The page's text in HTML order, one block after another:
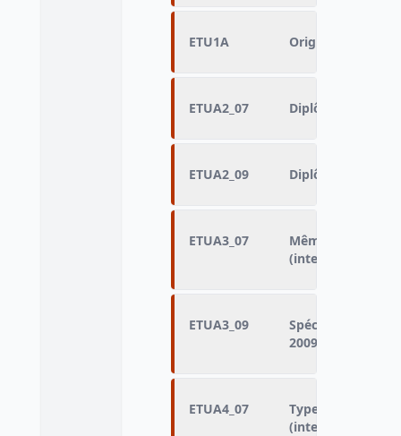
ETU1A Origine de la
ETUA2_07 Diplôme préparé
ETUA2_09 Diplôme préparé
ETUA3_07
Même spécialité
(interrogation
ETUA3_09
Spécialité du
2009)
ETUA4_07
Type de
(interrogation